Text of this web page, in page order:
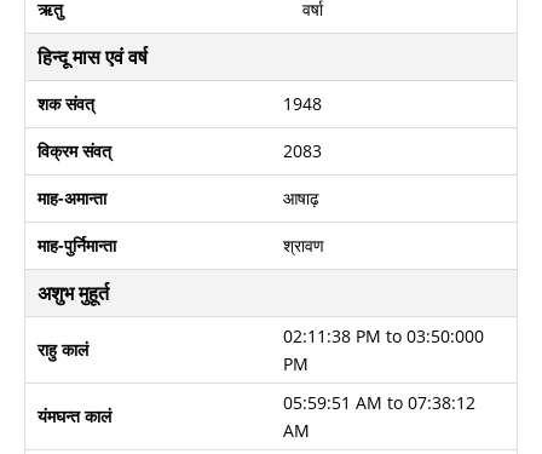
ऋतु वर्षा
हिन्दू मास एवं वर्ष
शक संवत् 1948
विक्रम संवत् 2083
माह-अमान्ता आषाढ़
माह-पुर्निमान्ता श्रावण
अशुभ मुहूर्त
राहु कालं
02:11:38 PM to 03:50:000
PM
यंमघन्त कालं
05:59:51 AM to 07:38:12
AM